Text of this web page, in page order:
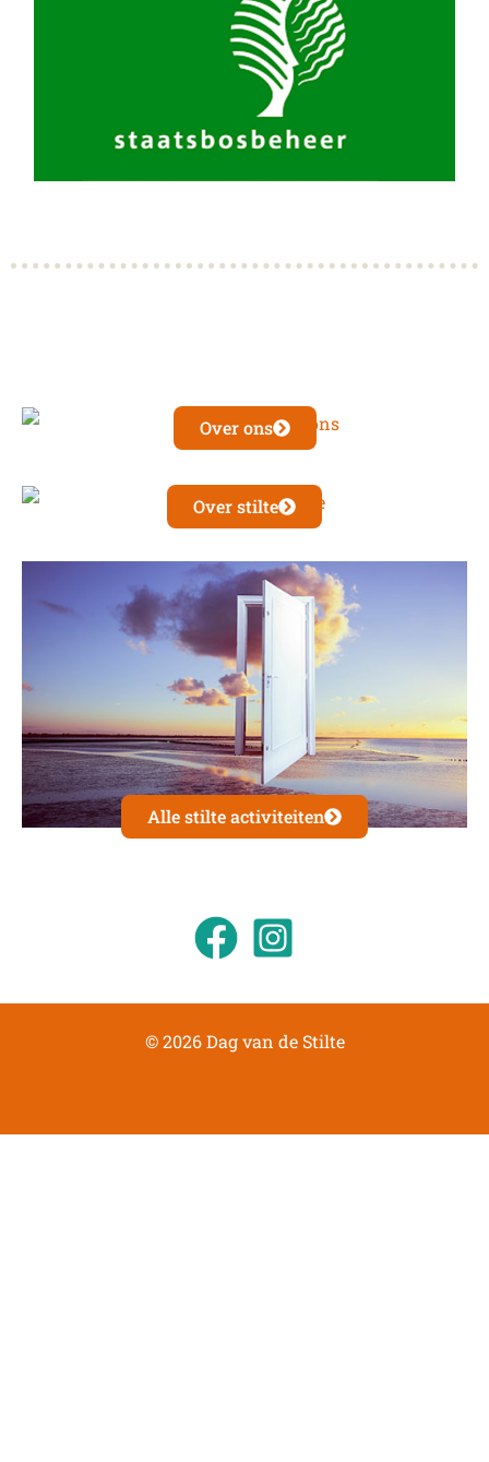
Over ons
Over stilte
Alle stilte activiteiten
© 2026 Dag van de Stilte